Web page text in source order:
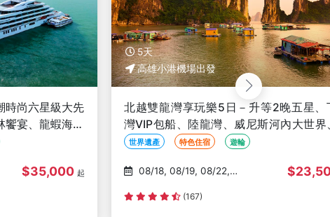
5天
高雄小港機場出發
北越雙龍灣享玩樂5日－升等2晚五星、下龍
灣VIP包船、陸龍灣、威尼斯河內大世界、網
紅咖啡、無購物-VN高雄出發
遊輪
08/18, 08/19, 08/22,
$23,500 起
6天
高雄小
北越河內
殿、必比
08/29, 09/04, 09/10,